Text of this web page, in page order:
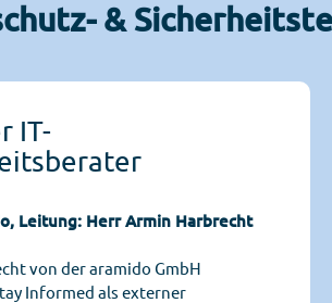
&
IT-
Leitung: Herr Armin Harbrecht
von der aramido GmbH
Informed als externer